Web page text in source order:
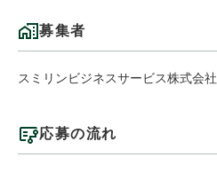
募集者
スミリンビジネスサービス株式会社
応募の流れ